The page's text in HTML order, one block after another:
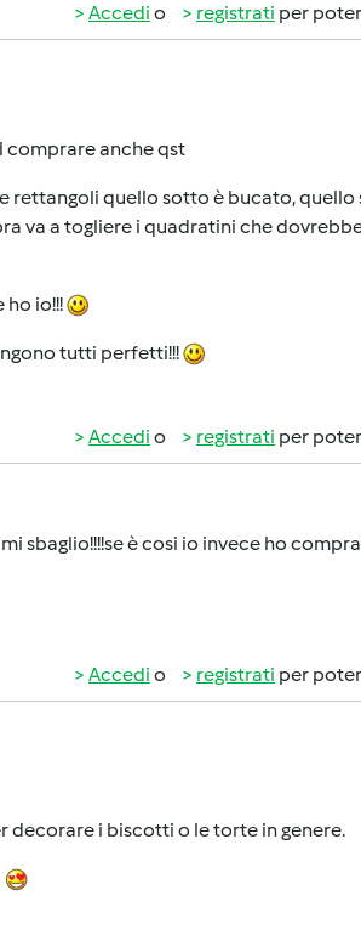
Accedi o registrati per
comprare anche qst
rettangoli quello sotto è bucato, quello
va a togliere i quadratini che
ho io!!!
tutti perfetti!!!
Accedi o registrati per
sbaglio!!!!se è cosi io invece ho
Accedi o registrati per
decorare i biscotti o le torte in genere.